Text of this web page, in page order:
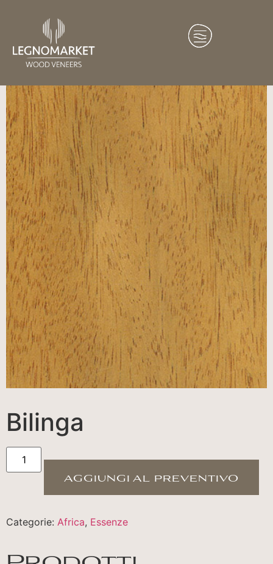
Bilinga
aggiungi al preventivo
Categorie: Africa, Essenze